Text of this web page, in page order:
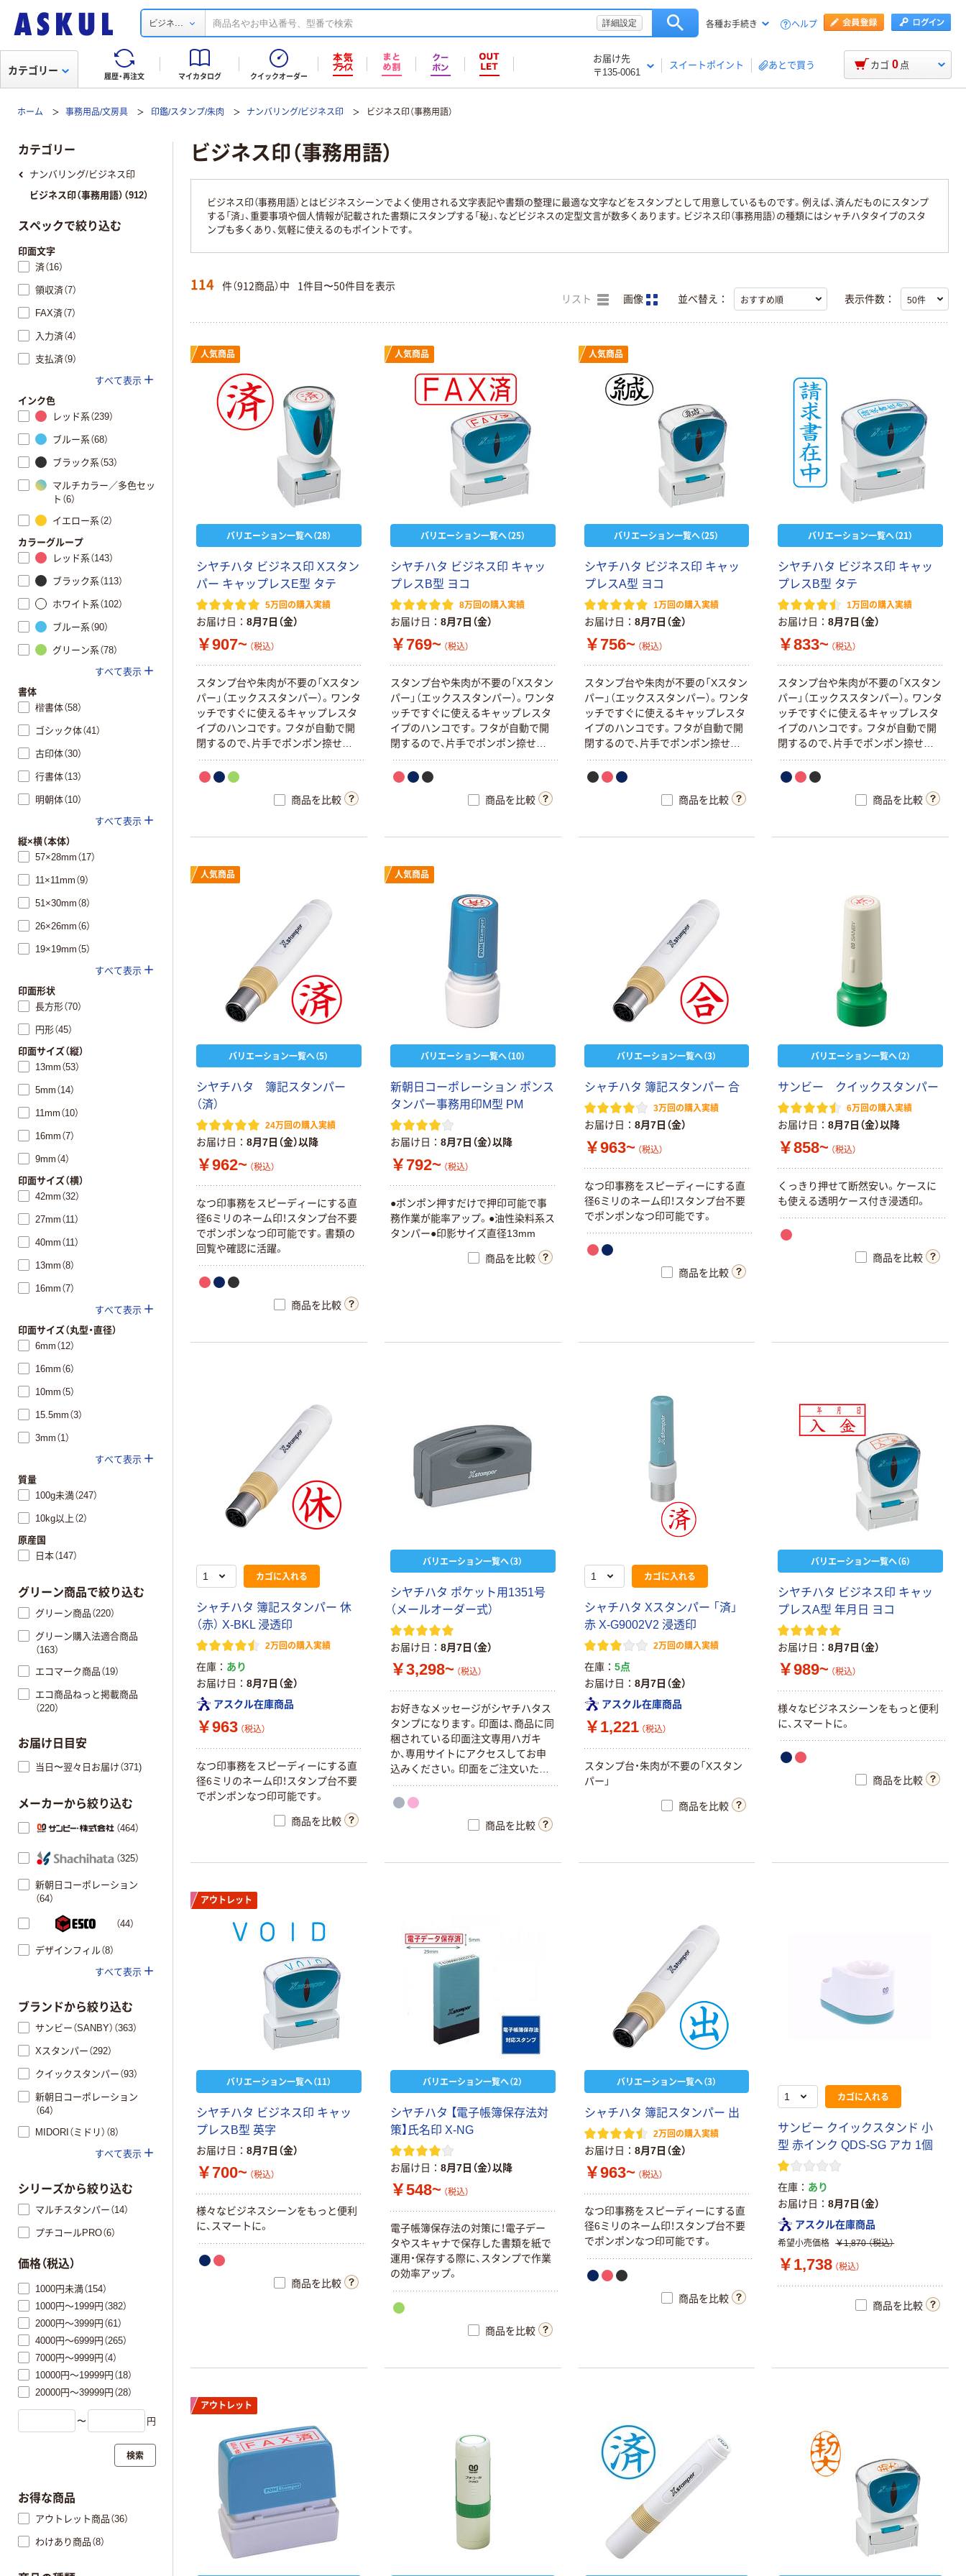
ビジネ... 詳細設定 各種お手続き ヘルプ
履歴・再注文 マイカタログ クイックオーダー
お届け先
〒135-0061
スイートポイント あとで買う
カテゴリー カゴ 0 点
ホーム 事務用品/文房具 印鑑/スタンプ/朱肉 ナンバリング/ビジネス印 ビジネス印（事務用語）
ビジネス印（事務用語）
ビジネス印（事務用語）とはビジネスシーンでよく使用される文字表記や書類の整理に最適な文字などをスタンプとして用意しているものです。例えば、済んだものにスタンプ
する「済」、重要事項や個人情報が記載された書類にスタンプする「秘」、などビジネスの定型文言が数多くあります。ビジネス印（事務用語）の種類にはシャチハタタイプのスタ
ンプも多くあり、気軽に使えるのもポイントです。
114 件（912商品）中 1件目〜50件目を表示
リスト 画像 並べ替え： 表示件数：
人気商品
バリエーション一覧へ（28）
シヤチハタ ビジネス印 Xスタン
パー キャップレスE型 タテ
5万回の購入実績
お届け日 8月7日（金）
￥907~ （税込）
スタンプ台や朱肉が不要の「Xスタン
パー」（エックススタンパー）。ワンタ
ッチですぐに使えるキャップレスタ
イプのハンコです。フタが自動で開
閉するので、片手でポンポン捺せま
す。インキ補充には「XLR-RC」をご
使用ください。
商品を比較
人気商品
バリエーション一覧へ（25）
シヤチハタ ビジネス印 キャッ
プレスB型 ヨコ
8万回の購入実績
お届け日 8月7日（金）
￥769~ （税込）
スタンプ台や朱肉が不要の「Xスタン
パー」（エックススタンパー）。ワンタ
ッチですぐに使えるキャップレスタ
イプのハンコです。フタが自動で開
閉するので、片手でポンポン捺せま
す。インキ補充には、別売りの「XLR-
RC」をご使用ください。
商品を比較
人気商品
バリエーション一覧へ（25）
シヤチハタ ビジネス印 キャッ
プレスA型 ヨコ
1万回の購入実績
お届け日 8月7日（金）
￥756~ （税込）
スタンプ台や朱肉が不要の「Xスタン
パー」（エックススタンパー）。ワンタ
ッチですぐに使えるキャップレスタ
イプのハンコです。フタが自動で開
閉するので、片手でポンポン捺せま
す。インキ補充には、別売りの「XLR-
RC」をご使用ください。
商品を比較
バリエーション一覧へ（21）
シヤチハタ ビジネス印 キャッ
プレスB型 タテ
1万回の購入実績
お届け日 8月7日（金）
￥833~ （税込）
スタンプ台や朱肉が不要の「Xスタン
パー」（エックススタンパー）。ワンタ
ッチですぐに使えるキャップレスタ
イプのハンコです。フタが自動で開
閉するので、片手でポンポン捺せま
す。インキ補充には、別売りの「XLR-
RC」をご使用ください。
商品を比較
人気商品
バリエーション一覧へ（5）
シヤチハタ 簿記スタンパー
（済）
24万回の購入実績
お届け日 8月7日（金）以降
￥962~ （税込）
なつ印事務をスピーディーにする直
径6ミリのネーム印！スタンプ台不要
でポンポンなつ印可能です。書類の
回覧や確認に活躍。
商品を比較
人気商品
バリエーション一覧へ（10）
新朝日コーポレーション ポンス
タンパー事務用印M型 PM
お届け日 8月7日（金）以降
￥792~ （税込）
●ポンポン押すだけで押印可能で事
務作業が能率アップ。●油性染料系ス
タンパー●印影サイズ直径13mm
商品を比較
バリエーション一覧へ（3）
シャチハタ 簿記スタンパー 合
3万回の購入実績
お届け日 8月7日（金）
￥963~ （税込）
なつ印事務をスピーディーにする直
径6ミリのネーム印！スタンプ台不要
でポンポンなつ印可能です。
商品を比較
バリエーション一覧へ（2）
サンビー クイックスタンパー
6万回の購入実績
お届け日 8月7日（金）以降
￥858~ （税込）
くっきり押せて断然安い。ケースに
も使える透明ケース付き浸透印。
商品を比較
カゴに入れる
シャチハタ 簿記スタンパー 休
（赤） X-BKL 浸透印
2万回の購入実績
在庫
あり
お届け日
8月7日（金）
アスクル在庫商品
￥963 （税込）
なつ印事務をスピーディーにする直
径6ミリのネーム印！スタンプ台不要
でポンポンなつ印可能です。
商品を比較
バリエーション一覧へ（3）
シヤチハタ ポケット用1351号
（メールオーダー式）
お届け日 8月7日（金）
￥3,298~ （税込）
お好きなメッセージがシヤチハタス
タンプになります。印面は、商品に同
梱されている印面注文専用ハガキ
か、専用サイトにアクセスしてお申
込みください。印面をご注文いただ
いてから約1週間～10日前後で印面
部が到着します。お急ぎの場合はご
商品を比較
カゴに入れる
シャチハタ Xスタンパー 「済」
赤 X-G9002V2 浸透印
2万回の購入実績
在庫
5点
お届け日
8月7日（金）
アスクル在庫商品
￥1,221 （税込）
スタンプ台・朱肉が不要の「Xスタン
パー」
商品を比較
バリエーション一覧へ（6）
シヤチハタ ビジネス印 キャッ
プレスA型 年月日 ヨコ
お届け日 8月7日（金）
￥989~ （税込）
様々なビジネスシーンをもっと便利
に、スマートに。
商品を比較
アウトレット
バリエーション一覧へ（11）
シヤチハタ ビジネス印 キャッ
プレスB型 英字
お届け日 8月7日（金）
￥700~ （税込）
様々なビジネスシーンをもっと便利
に、スマートに。
商品を比較
バリエーション一覧へ（2）
シヤチハタ 【電子帳簿保存法対
策】氏名印 X-NG
お届け日 8月7日（金）以降
￥548~ （税込）
電子帳簿保存法の対策に！電子デー
タやスキャナで保存した書類を紙で
運用・保存する際に、スタンプで作業
の効率アップ。
商品を比較
バリエーション一覧へ（3）
シャチハタ 簿記スタンパー 出
2万回の購入実績
お届け日 8月7日（金）
￥963~ （税込）
なつ印事務をスピーディーにする直
径6ミリのネーム印！スタンプ台不要
でポンポンなつ印可能です。
商品を比較
カゴに入れる
サンビー クイックスタンド 小
型 赤インク QDS-SG アカ 1個
在庫
あり
お届け日
8月7日（金）
アスクル在庫商品
希望小売価格 ￥1,870 （税込）
￥1,738 （税込）
商品を比較
アウトレット
カテゴリー
ナンバリング/ビジネス印
ビジネス印（事務用語）（912）
スペックで絞り込む
印面文字
済（16）
領収済（7）
FAX済（7）
入力済（4）
支払済（9）
すべて表示
インク色
レッド系（239）
ブルー系（68）
ブラック系（53）
マルチカラー／多色セッ
ト（6）
イエロー系（2）
カラーグループ
レッド系（143）
ブラック系（113）
ホワイト系（102）
ブルー系（90）
グリーン系（78）
すべて表示
書体
楷書体（58）
ゴシック体（41）
古印体（30）
行書体（13）
明朝体（10）
すべて表示
縦×横（本体）
57×28mm（17）
11×11mm（9）
51×30mm（8）
26×26mm（6）
19×19mm（5）
すべて表示
印面形状
長方形（70）
円形（45）
印面サイズ（縦）
13mm（53）
5mm（14）
11mm（10）
16mm（7）
9mm（4）
印面サイズ（横）
42mm（32）
27mm（11）
40mm（11）
13mm（8）
16mm（7）
すべて表示
印面サイズ（丸型・直径）
6mm（12）
16mm（6）
10mm（5）
15.5mm（3）
3mm（1）
すべて表示
質量
100g未満（247）
10kg以上（2）
原産国
日本（147）
グリーン商品で絞り込む
グリーン商品（220）
グリーン購入法適合商品
（163）
エコマーク商品（19）
エコ商品ねっと掲載商品
（220）
お届け日目安
当日〜翌々日お届け（371)
メーカーから絞り込む
（464）
（325）
新朝日コーポレーション
（64）
（44）
デザインフィル（8）
すべて表示
ブランドから絞り込む
サンビー（SANBY）（363）
Xスタンパー（292）
クイックスタンパー（93）
新朝日コーポレーション
（64）
MIDORI（ミドリ）（8）
すべて表示
シリーズから絞り込む
マルチスタンパー（14）
プチコールPRO（6）
価格（税込）
1000円未満（154）
1000円～1999円（382）
2000円～3999円（61）
4000円～6999円（265）
7000円～9999円（4）
10000円～19999円（18）
20000円～39999円（28）
〜 円
検索
お得な商品
アウトレット商品（36）
わけあり商品（8）